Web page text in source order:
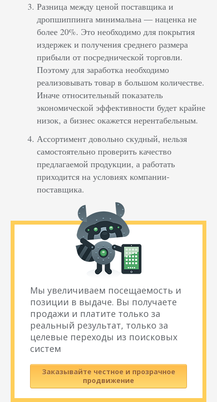
Разница между ценой поставщика и
дропшиппинга минимальна — наценка не
более 20%. Это необходимо для покрытия
издержек и получения среднего размера
прибыли от посреднической торговли.
Поэтому для заработка необходимо
реализовывать товар в большом количестве.
Иначе относительный показатель
экономической эффективности будет крайне
низок, а бизнес окажется нерентабельным.
Ассортимент довольно скудный, нельзя
самостоятельно проверить качество
предлагаемой продукции, а работать
приходится на условиях компании-
поставщика.
Мы увеличиваем посещаемость и
позиции в выдаче. Вы получаете
продажи и платите только за
реальный результат, только за
целевые переходы из поисковых
систем
Заказывайте честное и прозрачное
продвижение